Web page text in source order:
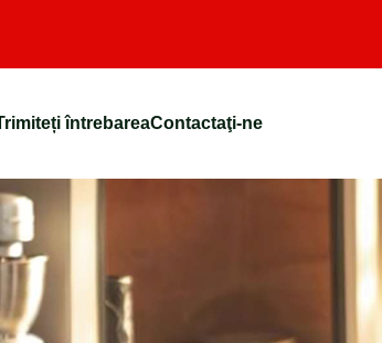
întrebareaContactaţi-ne